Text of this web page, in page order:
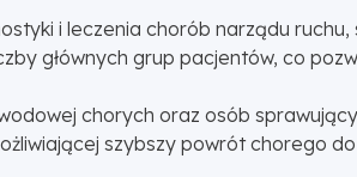
i leczenia chorób narządu
głównych grup pacjentów, co
chorych oraz osób
szybszy powrót chorego